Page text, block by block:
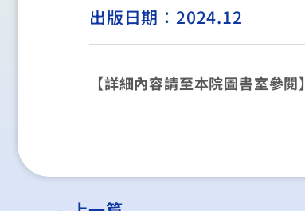
出版日期：2024.12
【詳細內容請至本院圖書室參閱】